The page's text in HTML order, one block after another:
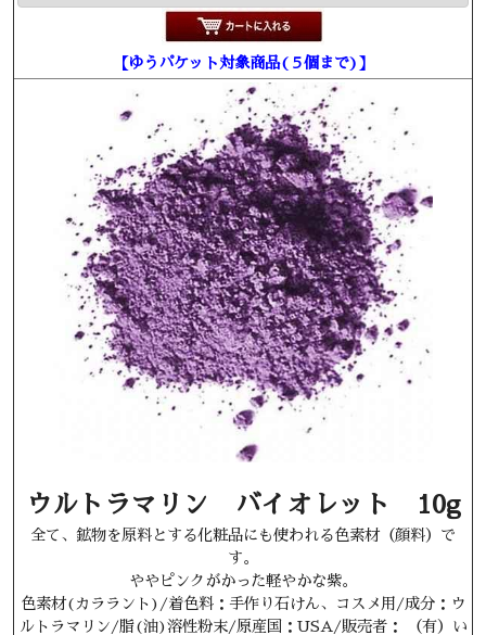
【ゆうパケット対象商品(５個まで)】
ウルトラマリン バイオレット 10g
全て、鉱物を原料とする化粧品にも使われる色素材（顔料）で
す。
ややピンクがかった軽やかな紫。
色素材(カララント)/着色料：手作り石けん、コスメ用/成分：ウ
ルトラマリン/脂(油)溶性粉末/原産国：USA/販売者： （有）い